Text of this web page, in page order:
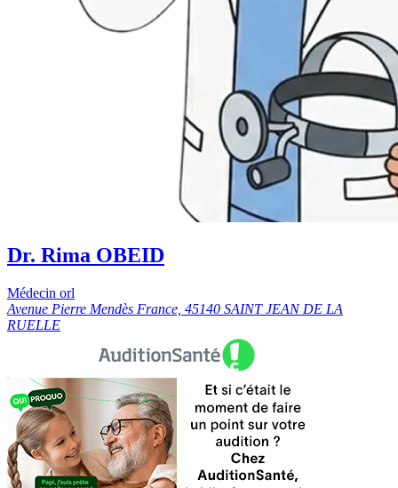
Dr. Rima OBEID
Médecin orl
Avenue Pierre Mendès France, 45140 SAINT JEAN DE LA
RUELLE